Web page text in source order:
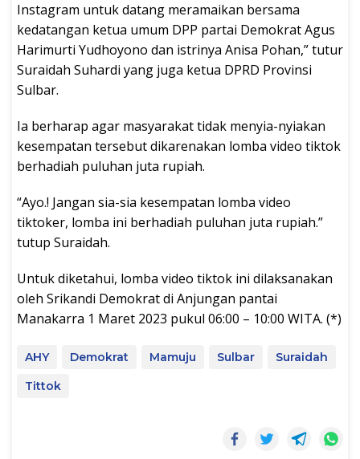
Instagram untuk datang meramaikan bersama
kedatangan ketua umum DPP partai Demokrat Agus
Harimurti Yudhoyono dan istrinya Anisa Pohan,” tutur
Suraidah Suhardi yang juga ketua DPRD Provinsi
Sulbar.
Ia berharap agar masyarakat tidak menyia-nyiakan
kesempatan tersebut dikarenakan lomba video tiktok
berhadiah puluhan juta rupiah.
“Ayo.! Jangan sia-sia kesempatan lomba video
tiktoker, lomba ini berhadiah puluhan juta rupiah.”
tutup Suraidah.
Untuk diketahui, lomba video tiktok ini dilaksanakan
oleh Srikandi Demokrat di Anjungan pantai
Manakarra 1 Maret 2023 pukul 06:00 – 10:00 WITA. (*)
AHY Demokrat Mamuju Sulbar
Suraidah
Tittok